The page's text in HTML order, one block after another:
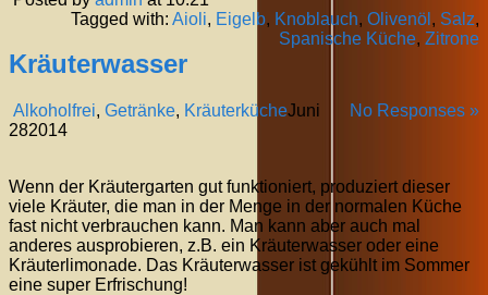
Tagged with: Aioli, Eigelb, Knoblauch, Olivenöl , Salz,
Spanische Küche, Zitrone
Kräuterwasser
Alkoholfrei, Getränke, Kräuterküche No Responses »
Juni
282014
Wenn der Kräutergarten gut funktioniert, produziert dieser
viele Kräuter, die man in der Menge in der normalen Küche
fast nicht verbrauchen kann. Man kann aber auch mal
anderes ausprobieren, z.B. ein Kräuterwasser oder eine
Kräuterlimonade. Das Kräuterwasser ist gekühlt im Sommer
eine super Erfrischung!